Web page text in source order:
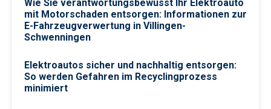
Wie Sie verantwortungsbewusst Ihr Elektroauto
mit Motorschaden entsorgen: Informationen zur
E-Fahrzeugverwertung in Villingen-
Schwenningen
Elektroautos sicher und nachhaltig entsorgen:
So werden Gefahren im Recyclingprozess
minimiert